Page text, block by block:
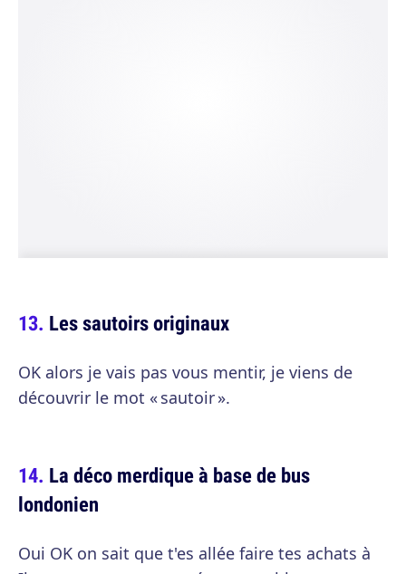
Les sautoirs originaux
OK alors je vais pas vous mentir, je viens de
découvrir le mot « sautoir ».
La déco merdique à base de bus
londonien
Oui OK on sait que t'es allée faire tes achats à